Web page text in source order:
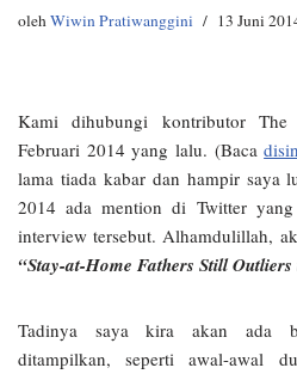
olehWiwin Pratiwanggini 13 Juni
Kami dihubungi kontributor The
Februari 2014 yang lalu. (Baca
lama tiada kabar dan hampir saya
2014 ada mention di Twitter
interview tersebut. Alhamdulillah,
“Stay-at-Home Fathers Still
Tadinya saya kira akan ada
ditampilkan, seperti awal-awal